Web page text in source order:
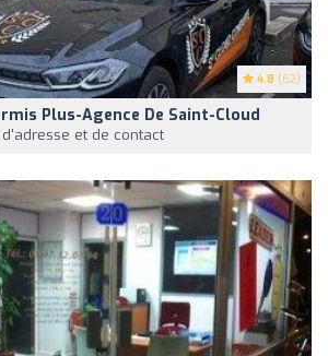
4.8 (62)
Plus-Agence De Saint-Cloud
et de contact